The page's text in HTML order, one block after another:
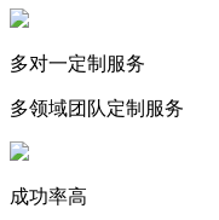
多对一定制服务
多领域团队定制服务
成功率高